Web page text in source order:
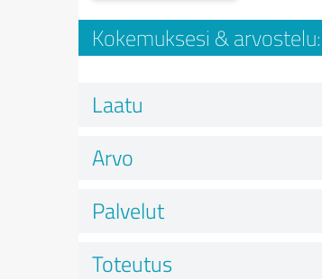
Kokemuksesi & arvostelu:
Laatu
Arvo
Palvelut
Toteutus